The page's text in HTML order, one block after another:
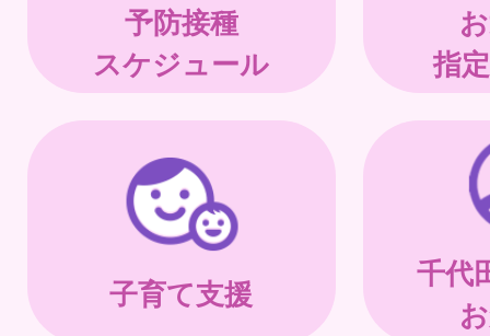
予防接種
スケジュール
指
子育て支援
千代